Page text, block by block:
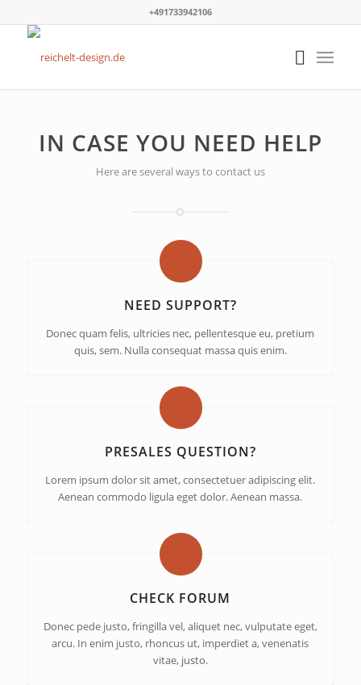
+491733942106
IN CASE YOU NEED HELP
Here are several ways to contact us
NEED SUPPORT?
Donec quam felis, ultricies nec, pellentesque eu, pretium
quis, sem. Nulla consequat massa quis enim.
PRESALES QUESTION?
Lorem ipsum dolor sit amet, consectetuer adipiscing elit.
Aenean commodo ligula eget dolor. Aenean massa.
CHECK FORUM
Donec pede justo, fringilla vel, aliquet nec, vulputate eget,
arcu. In enim justo, rhoncus ut, imperdiet a, venenatis
vitae, justo.